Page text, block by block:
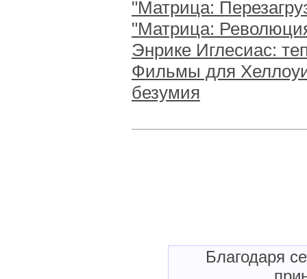
"Матрица:
"Матрица:
Энрике Иглесиас:
Фильмы для
безумия
Благодаря